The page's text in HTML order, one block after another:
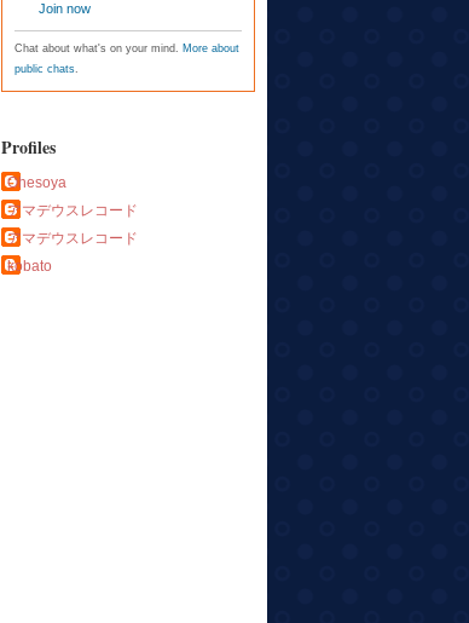
Join now
Chat about what's on your mind. More about
public chats.
Profiles
Ohesoya
アマデウスレコード
アマデウスレコード
kobato